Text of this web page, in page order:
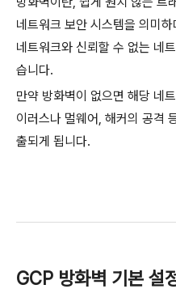
네트워크 보안 시스템을 의미
네트워크와 신뢰할 수 없는 네
습니다.
만약 방화벽이 없으면 해당 네
이러스나 멀웨어, 해커의 공격
출되게 됩니다.
GCP 방화벽 기본 설